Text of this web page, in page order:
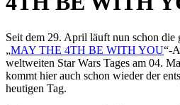
Seit dem 29. April läuft nun schon die
„MAY THE 4TH BE WITH YOU“-
weltweiten Star Wars Tages am 04.
kommt hier auch schon wieder der
heutigen Tag.